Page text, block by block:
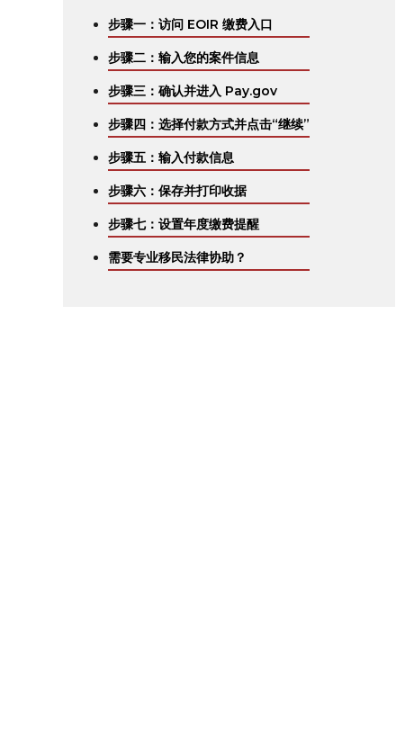
步骤一：访问 EOIR 缴费入口
步骤二：输入您的案件信息
步骤三：确认并进入 Pay.gov
步骤四：选择付款方式并点击“继续”
步骤五：输入付款信息
步骤六：保存并打印收据
步骤七：设置年度缴费提醒
需要专业移民法律协助？